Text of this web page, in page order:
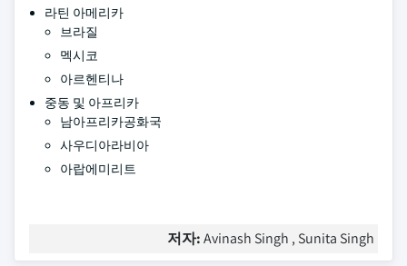
라틴 아메리카
브라질
멕시코
아르헨티나
중동 및 아프리카
남아프리카공화국
사우디아라비아
아랍에미리트
저자:Avinash Singh , Sunita Singh